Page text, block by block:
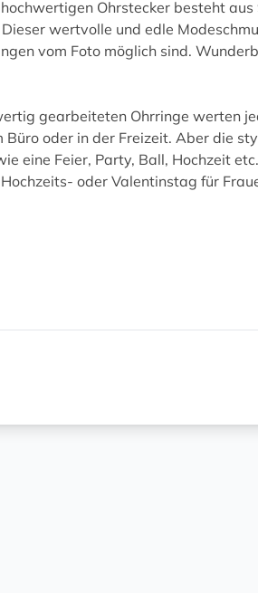
Ohrstecker besteht
wertvolle und edle
vom Foto möglich sind.
gearbeiteten Ohrringe werten
oder in der Freizeit. Aber die
eine Feier, Party, Ball, Hochzeit
oder Valentinstag für